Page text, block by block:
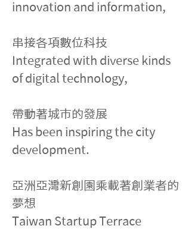
innovation and information,
串接各項數位科技
Integrated with diverse kinds
of digital technology,
帶動著城市的發展
Has been inspiring the city
development.
亞洲亞灣新創園乘載著創業者的
夢想
Taiwan Startup Terrace